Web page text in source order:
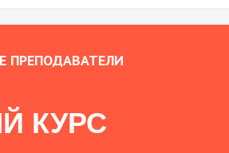
ПРЕПОДАВАТЕЛИ
КУРС